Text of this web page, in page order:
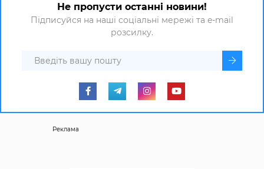
Не пропусти останні новини!
Підписуйся на наші соціальні мережі та e-mail
розсилку.
Реклама